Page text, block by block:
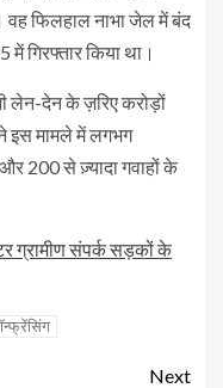
वह फिलहाल नाभा जेल में बंद
गिरफ्तार किया था।
लेन-देन के ज़रिए करोड़ों
इस मामले में लगभग
200 से ज़्यादा गवाहों के
ग्रामीण संपर्क सड़कों के
Next